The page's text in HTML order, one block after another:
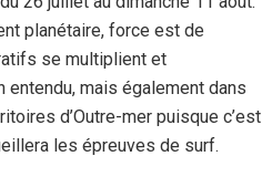
planétaire, force est de
se multiplient et
entendu, mais également dans
d’Outre-mer puisque c’est
les épreuves de surf.